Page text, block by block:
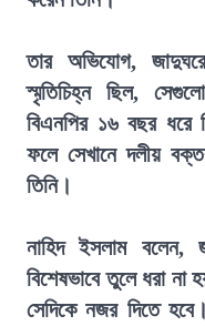
তার অভিযোগ,
স্মৃতিচিহ্ন ছিল,
বিএনপির ১৬ বছর ধরে
ফলে সেখানে দলীয়
তিনি।
নাহিদ ইসলাম বলেন,
বিশেষভাবে তুলে ধরা
সেদিকে নজর দিতে